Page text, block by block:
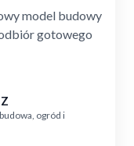
model budowy
gotowego
ogród i